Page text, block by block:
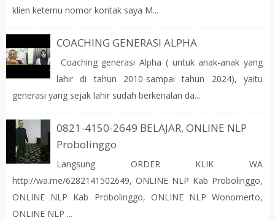
klien ketemu nomor kontak saya M...
COACHING GENERASI ALPHA
Coaching generasi Alpha ( untuk anak-anak yang
lahir di tahun 2010-sampai tahun 2024), yaitu
generasi yang sejak lahir sudah berkenalan da...
0821-4150-2649 BELAJAR, ONLINE NLP
Probolinggo
Langsung ORDER KLIK WA
http://wa.me/6282141502649, ONLINE NLP Kab Probolinggo,
ONLINE NLP Kab Probolinggo, ONLINE NLP Wonomerto,
ONLINE NLP ...